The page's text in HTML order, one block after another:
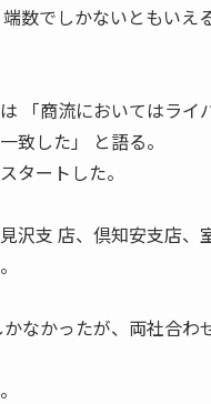
数でしかないともいえる
「商流においてはライ
致した」 と語る。
タートした。
沢支 店、倶知安支店、
なかったが、両社合わ